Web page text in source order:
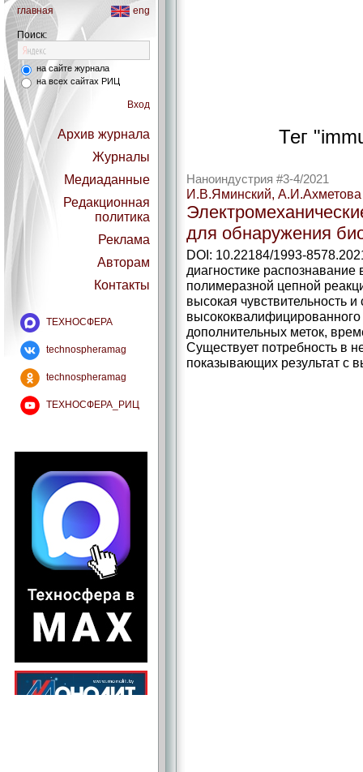
главная eng
Поиск:
на сайте журнала
на всех сайтах РИЦ
Вход
Архив журнала
Журналы
Медиаданные
Редакционная
политика
Реклама
Авторам
Контакты
ТЕХНОСФЕРА
technospheramag
technospheramag
ТЕХНОСФЕРА_РИЦ
Тег
Наноиндустрия #3-4/2021
И.В.Яминский, А.И.Ахметова
для обнаружения
DOI: 10.22184/1993-
диагностике
полимеразной цепной
высокая чувствительность
дополнительных меток,
Существует потребность в
показывающих результат с